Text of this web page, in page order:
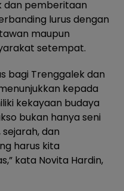
dan pemberitaan
lurus dengan
maupun
setempat.
bagi Trenggalek dan
kepada
kekayaan budaya
bukan hanya seni
dan
harus kita
kata Novita Hardin,